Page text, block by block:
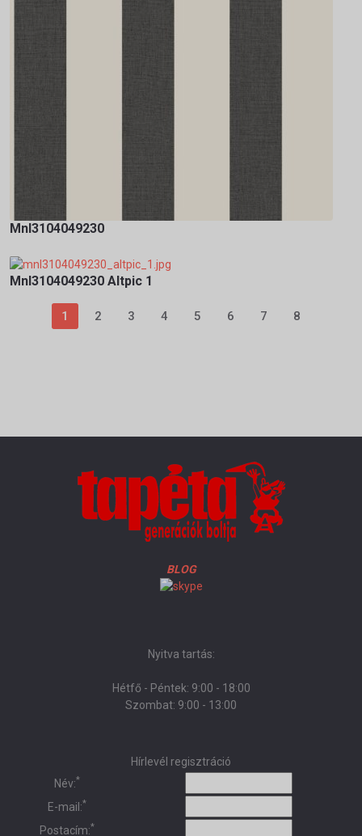
Mnl3104049230
Mnl3104049230 Altpic 1
1 2 3 4 5 6 7 8
BLOG
Nyitva tartás:
Hétfő - Péntek: 9:00 - 18:00
Szombat: 9:00 - 13:00
Hírlevél regisztráció
Név:*
E-mail:*
Postacím:*